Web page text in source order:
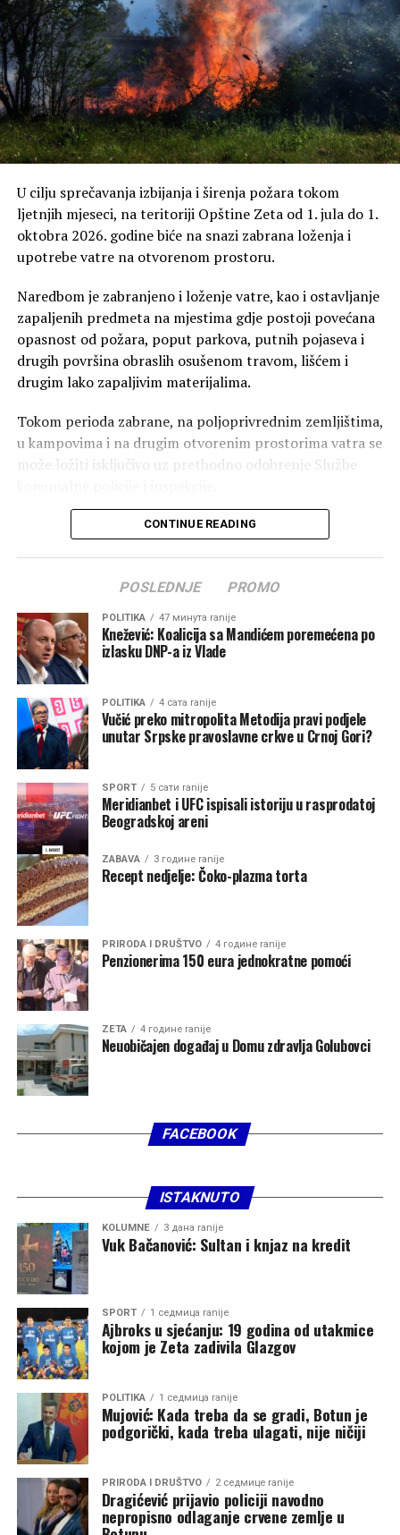
– Podaci o žiro računu;
– Kopija lične karte.
Za sve dodatne informacije mogu se obratiti
Sekretatijatu na brojeve telefona: 068/884-807 i
020/677-325.
Napominjemo da je neophodno da se službenici
Sekretarijata obavijeste makar 1 dan unaprijed kako bi
obišli i izvršili kontrolu utovara.
U cilju sprečavanja izbijanja i širenja požara tokom
ljetnjih mjeseci, na teritoriji Opštine Zeta od 1. jula do 1.
oktobra 2026. godine biće na snazi zabrana loženja i
upotrebe vatre na otvorenom prostoru.
Naredbom je zabranjeno i loženje vatre, kao i ostavljanje
zapaljenih predmeta na mjestima gdje postoji povećana
opasnost od požara, poput parkova, putnih pojaseva i
drugih površina obraslih osušenom travom, lišćem i
drugim lako zapaljivim materijalima.
Tokom perioda zabrane, na poljoprivrednim zemljištima,
u kampovima i na drugim otvorenim prostorima vatra se
može ložiti isključivo uz prethodno odobrenje Službe
Iz Opštine Zeta upozoravaju da će sva pravna i fizička
odredbama Zakona o zaštiti i spašavanju.
Nadležni apeluju na građane da poštuju propisane mjere
kako bi zajednički doprinijeli očuvanju bezbjednosti ljudi,
zaštiti imovine i prirodnih dobara, te smanjenju rizika od
požara u predstojećem ljetnjem periodu.
CONTINUE READING
POSLEDNJE PROMO
POLITIKA 47 минута ranije
Knežević: Koalicija sa Mandićem poremećena po
izlasku DNP-a iz Vlade
POLITIKA 4 сата ranije
Vučić preko mitropolita Metodija pravi podjele
unutar Srpske pravoslavne crkve u Crnoj Gori?
SPORT 5 сати ranije
Meridianbet i UFC ispisali istoriju u rasprodatoj
Beogradskoj areni
ZABAVA 3 године ranije
Recept nedjelje: Čoko-plazma torta
PRIRODA I DRUŠTVO 4 године ranije
Penzionerima 150 eura jednokratne pomoći
ZETA 4 године ranije
Neuobičajen događaj u Domu zdravlja Golubovci
FACEBOOK
ISTAKNUTO
KOLUMNE 3 дана ranije
Vuk Bačanović: Sultan i knjaz na kredit
SPORT 1 седмица ranije
Ajbroks u sjećanju: 19 godina od utakmice
kojom je Zeta zadivila Glazgov
POLITIKA 1 седмица ranije
Mujović: Kada treba da se gradi, Botun je
podgorički, kada treba ulagati, nije ničiji
PRIRODA I DRUŠTVO 2 седмице ranije
Dragićević prijavio policiji navodno
nepropisno odlaganje crvene zemlje u